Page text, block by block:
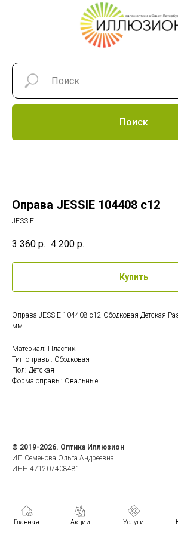
Поиск
Главная Акции Услуги
Оправа JESSIE 104408 c12
JESSIE
3 360 р. 4 200 р.
Купить
Оправа JESSIE 104408 c12 Ободковая Детская
мм
Материал: Пластик
Тип оправы: Ободковая
Пол: Детская
Форма оправы: Овальные
© 2019-2026. Оптика Иллюзион
ИП Семенова Ольга Андреевна
ИНН 471207408481